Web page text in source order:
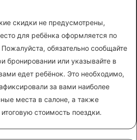
скидки не предусмотрены,
для ребёнка оформляется по
обязательно сообщайте
бронировании или указывайте в
едет ребёнок. Это необходимо,
за вами наиболее
места в салоне, а также
стоимость поездки.